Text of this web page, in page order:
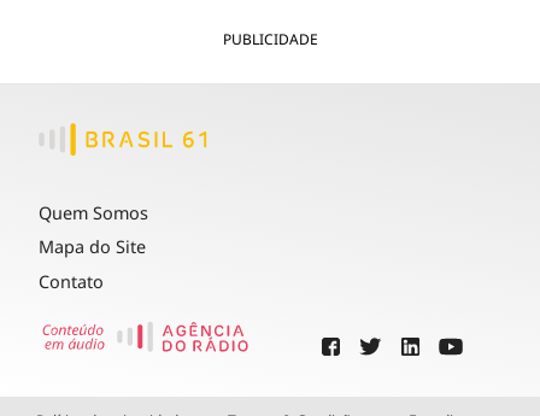
PUBLICIDADE
Quem Somos
Mapa do Site
Contato